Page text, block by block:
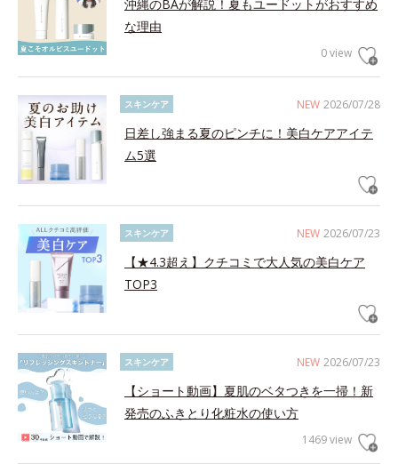
沖縄のBAが解説！夏もユードットがおすすめ
な理由
0 view
NEW 2026/07/28
スキンケア
日差し強まる夏のピンチに！美白ケアアイテ
ム5選
NEW 2026/07/23
スキンケア
【★4.3超え】クチコミで大人気の美白ケア
TOP3
NEW 2026/07/23
スキンケア
【ショート動画】夏肌のベタつきを一掃！新
発売のふきとり化粧水の使い方
1469 view